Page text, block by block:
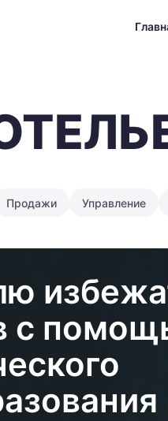
Продажи Управление
с